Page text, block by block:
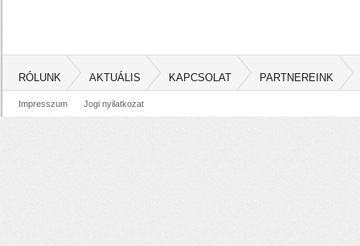
RÓLUNK AKTUÁLIS KAPCSOLAT PARTNEREINK
Impresszum Jogi nyilatkozat